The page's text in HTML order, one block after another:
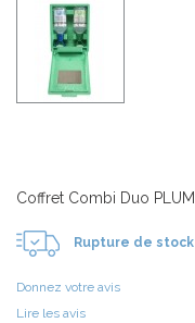
Coffret Combi Duo PLUM
Rupture de stock
Donnez votre avis
Lire les avis